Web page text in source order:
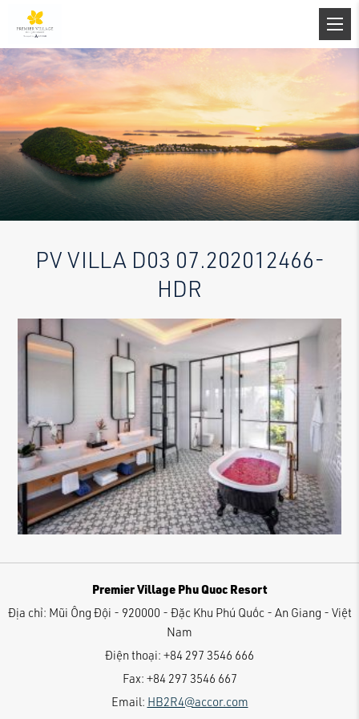
PV VILLA D03 07.202012466-
HDR
Premier Village Phu Quoc Resort
Địa chỉ: Mũi Ông Đội - 920000 - Đặc Khu Phú Quốc - An Giang - Việt
Nam
Điện thoại: +84 297 3546 666
Fax: +84 297 3546 667
Email: HB2R4@accor.com